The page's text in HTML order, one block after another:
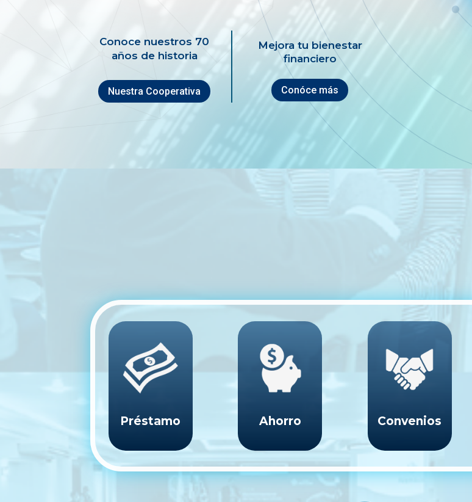
Conoce nuestros 70
años de historia
Nuestra Cooperativa
Mejora tu bienestar
financiero
Conóce más
Préstamo Ahorro Convenios